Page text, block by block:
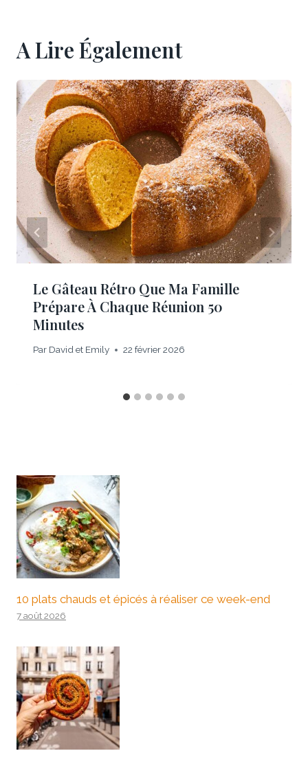
A Lire Également
Le Gâteau Rétro Que Ma Famille
Prépare À Chaque Réunion 50
Minutes
Par David et Emily 22 février 2026
10 plats chauds et épicés à réaliser ce week-end
7 août 2026